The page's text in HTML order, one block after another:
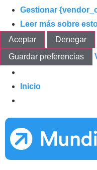
Gestionar
Leer más sobre
Aceptar
Denegar
Guardar preferencias
Inicio